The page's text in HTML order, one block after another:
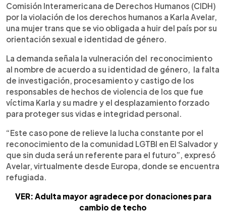
Comisión Interamericana de Derechos Humanos (CIDH)
por la violación de los derechos humanos a Karla Avelar,
una mujer trans que se vio obligada a huir del país por su
orientación sexual e identidad de género.
La demanda señala la vulneración del reconocimiento
al nombre de acuerdo a su identidad de género, la falta
de investigación, procesamiento y castigo de los
responsables de hechos de violencia de los que fue
víctima Karla y su madre y el desplazamiento forzado
para proteger sus vidas e integridad personal.
“Este caso pone de relieve la lucha constante por el
reconocimiento de la comunidad LGTBI en El Salvador y
que sin duda será un referente para el futuro”, expresó
Avelar, virtualmente desde Europa, donde se encuentra
refugiada.
VER: Adulta mayor agradece por donaciones para
cambio de techo